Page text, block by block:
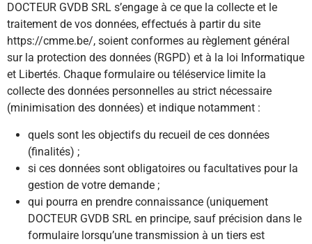
DOCTEUR GVDB SRL s’engage à ce que la collecte et le
traitement de vos données, effectués à partir du site
https://cmme.be/, soient conformes au règlement général
sur la protection des données (RGPD) et à la loi Informatique
et Libertés. Chaque formulaire ou téléservice limite la
collecte des données personnelles au strict nécessaire
(minimisation des données) et indique notamment :
quels sont les objectifs du recueil de ces données
(finalités) ;
si ces données sont obligatoires ou facultatives pour la
gestion de votre demande ;
qui pourra en prendre connaissance (uniquement
DOCTEUR GVDB SRL en principe, sauf précision dans le
formulaire lorsqu’une transmission à un tiers est